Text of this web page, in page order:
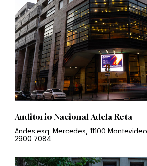
Auditorio Nacional Adela Reta
Andes esq. Mercedes, 11100 Montevideo
2900 7084